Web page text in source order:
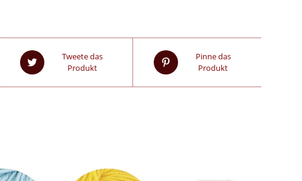
Tweete das
Produkt
Pinne das
Produkt